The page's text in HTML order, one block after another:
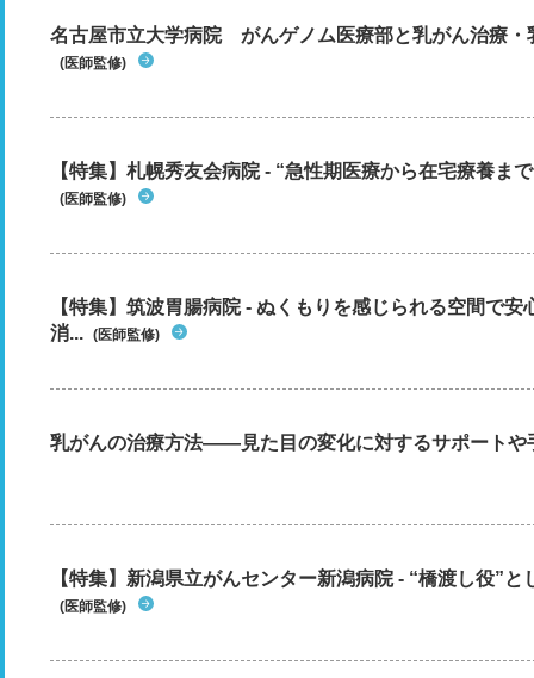
名古屋市立大学病院 がんゲノム医療部と乳がん治療・
(医師監修)
【特集】札幌秀友会病院 - “急性期医療から在宅療養ま
(医師監修)
【特集】筑波胃腸病院 - ぬくもりを感じられる空間で
消... (医師監修)
乳がんの治療方法――見た目の変化に対するサポートや
【特集】新潟県立がんセンター新潟病院 - “橋渡し役”
(医師監修)